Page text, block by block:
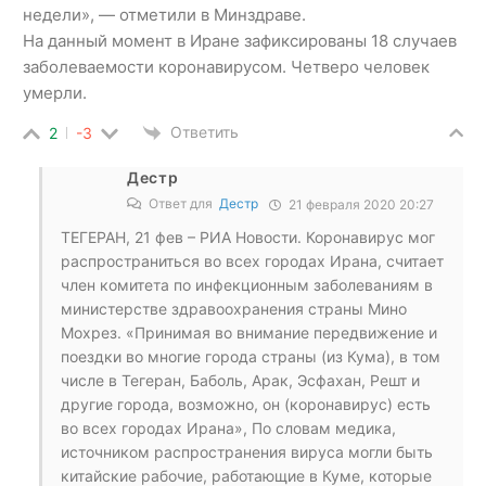
недели», — отметили в Минздраве.
На данный момент в Иране зафиксированы 18 случаев
заболеваемости коронавирусом. Четверо человек
умерли.
2 -3 Ответить
Дестр
Ответ для Дестр 21 февраля 2020 20:27
ТЕГЕРАН, 21 фев – РИА Новости. Коронавирус мог
распространиться во всех городах Ирана, считает
член комитета по инфекционным заболеваниям в
министерстве здравоохранения страны Мино
Мохрез. «Принимая во внимание передвижение и
поездки во многие города страны (из Кума), в том
числе в Тегеран, Баболь, Арак, Эсфахан, Решт и
другие города, возможно, он (коронавирус) есть
во всех городах Ирана», По словам медика,
источником распространения вируса могли быть
китайские рабочие, работающие в Куме, которые